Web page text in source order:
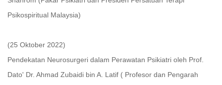
Psikospiritual Malaysia)
(25 Oktober 2022)
Pendekatan Neurosurgeri dalam Perawatan Psikiatri oleh Prof.
Dato' Dr. Ahmad Zubaidi bin A. Latif ( Profesor dan Pengarah